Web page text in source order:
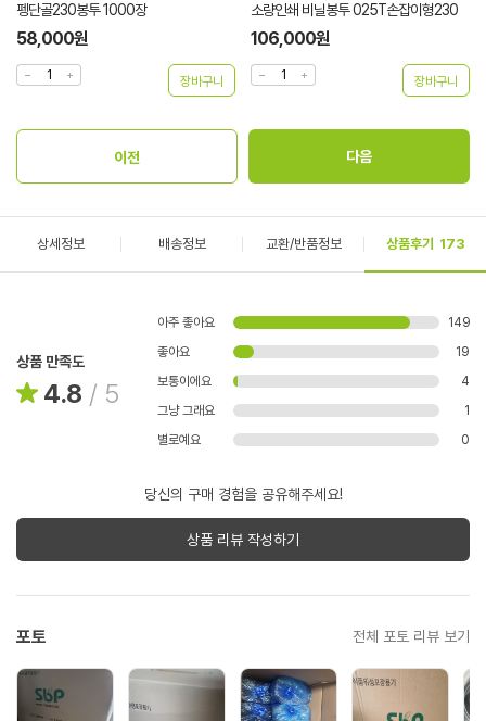
펭단골230봉투 1000장
58,000원
소량인쇄 비닐봉투 025T손잡이형230
106,000원
상세정보 배송정보 교환/반품정보 상품후기 173
상품 만족도
4.8 / 5
아주 좋아요
149
좋아요
19
보통이에요
4
그냥 그래요
1
별로예요
0
당신의 구매 경험을 공유해주세요!
상품 리뷰 작성하기
포토 전체 포토 리뷰 보기